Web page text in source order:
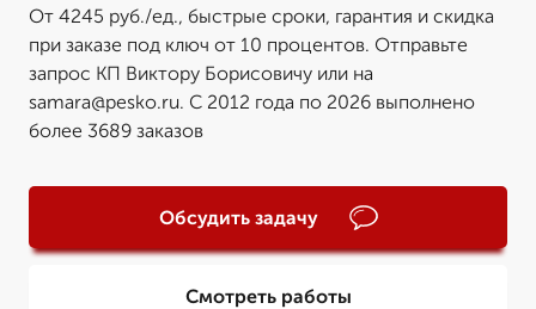
От 4245 руб./ед., быстрые сроки, гарантия и скидка
при заказе под ключ от 10 процентов. Отправьте
запрос КП Виктору Борисовичу или на
samara@pesko.ru. С 2012 года по 2026 выполнено
более 3689 заказов
Обсудить задачу
Смотреть работы